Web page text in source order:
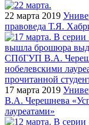
22 марта 2019
правоведа Т.Я.
17 марта 2019
В.А. Черешнева
лауреатами»